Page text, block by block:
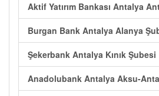
Aktif Yatırım Bankası Antalya
Burgan Bank Antalya Alanya
Şekerbank Antalya Kınık Şubesi
Anadolubank Antalya Aksu-